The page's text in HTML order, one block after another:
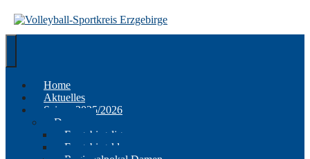
zum
Inhalt
Home
Aktuelles
Saison 2025/2026
Damen
Erzgebirgsliga
Erzgebirgsklasse